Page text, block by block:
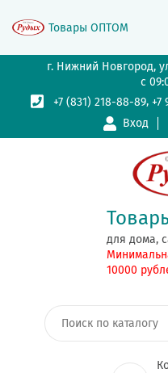
г. Нижний Новгород,
с
+7 (831) 218-88-89,+7
Вход
для дома,
10000
Товары ОПТОМ